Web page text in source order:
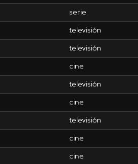
serie
televisión
televisión
cine
televisión
cine
televisión
cine
cine